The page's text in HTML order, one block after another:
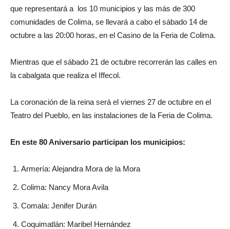
que representará a los 10 municipios y las más de 300
comunidades de Colima, se llevará a cabo el sábado 14 de
octubre a las 20:00 horas, en el Casino de la Feria de Colima.
Mientras que el sábado 21 de octubre recorrerán las calles en
la cabalgata que realiza el Iffecol.
La coronación de la reina será el viernes 27 de octubre en el
Teatro del Pueblo, en las instalaciones de la Feria de Colima.
En este 80 Aniversario participan los municipios:
Armería: Alejandra Mora de la Mora
Colima: Nancy Mora Avila
Comala: Jenifer Durán
Coquimatlán: Maribel Hernández